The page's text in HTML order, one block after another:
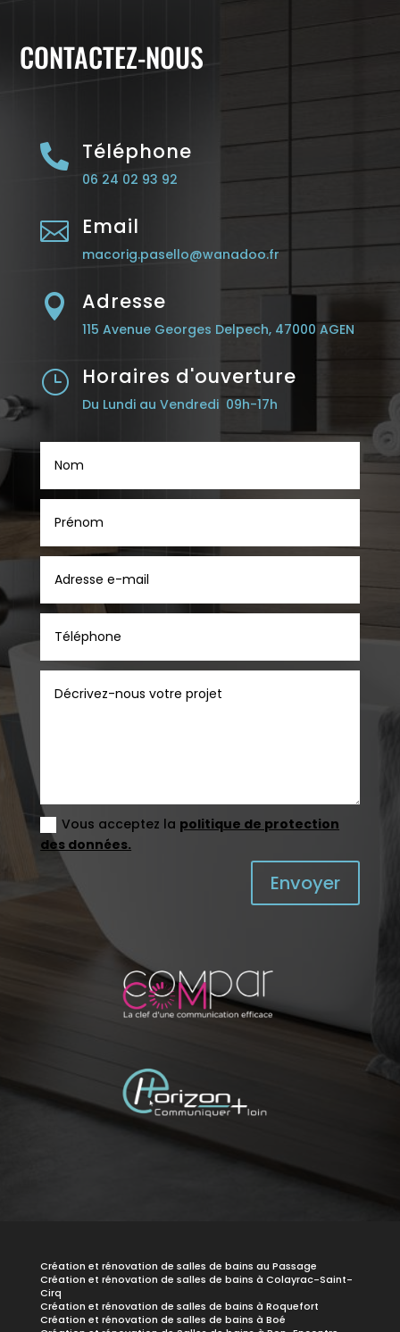
CONTACTEZ-NOUS
 Téléphone
06 24 02 93 92
 Email
macorig.pasello@wanadoo.fr
 Adresse
115 Avenue Georges Delpech, 47000 AGEN
} Horaires d'ouverture
Du Lundi au Vendredi 09h-17h
Vous acceptez la politique de protection
des données.
Envoyer
Création et rénovation de salles de bains au Passage
Création et rénovation de salles de bains à Colayrac-Saint-
Cirq
Création et rénovation de salles de bains à Roquefort
Création et rénovation de salles de bains à Boé